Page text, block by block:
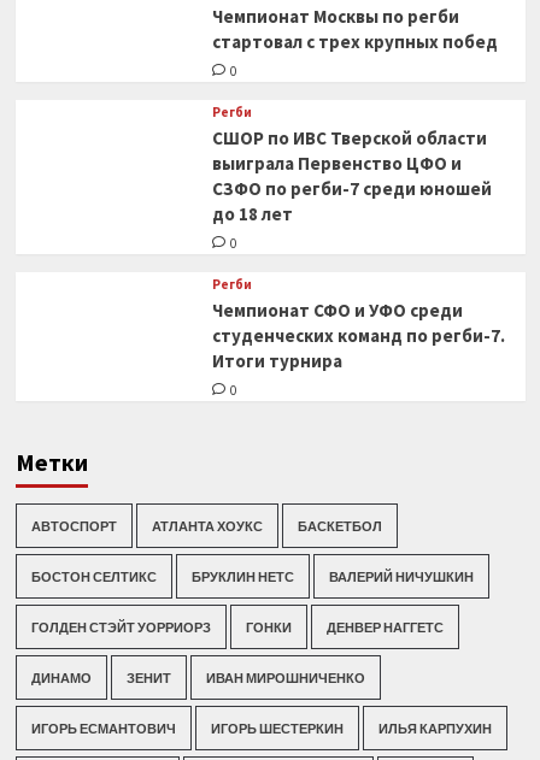
Чемпионат Москвы по регби
стартовал с трех крупных побед
0
Регби
СШОР по ИВС Тверской области
выиграла Первенство ЦФО и
СЗФО по регби-7 среди юношей
до 18 лет
0
Регби
Чемпионат СФО и УФО среди
студенческих команд по регби-7.
Итоги турнира
0
Метки
АВТОСПОРТ АТЛАНТА ХОУКС БАСКЕТБОЛ
БОСТОН СЕЛТИКС БРУКЛИН НЕТС ВАЛЕРИЙ НИЧУШКИН
ГОЛДЕН СТЭЙТ УОРРИОРЗ ГОНКИ ДЕНВЕР НАГГЕТС
ДИНАМО ЗЕНИТ ИВАН МИРОШНИЧЕНКО
ИГОРЬ ЕСМАНТОВИЧ ИГОРЬ ШЕСТЕРКИН ИЛЬЯ КАРПУХИН